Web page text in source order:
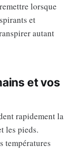
lorsque
et
autant
et vos
rapidement la
les pieds.
températures